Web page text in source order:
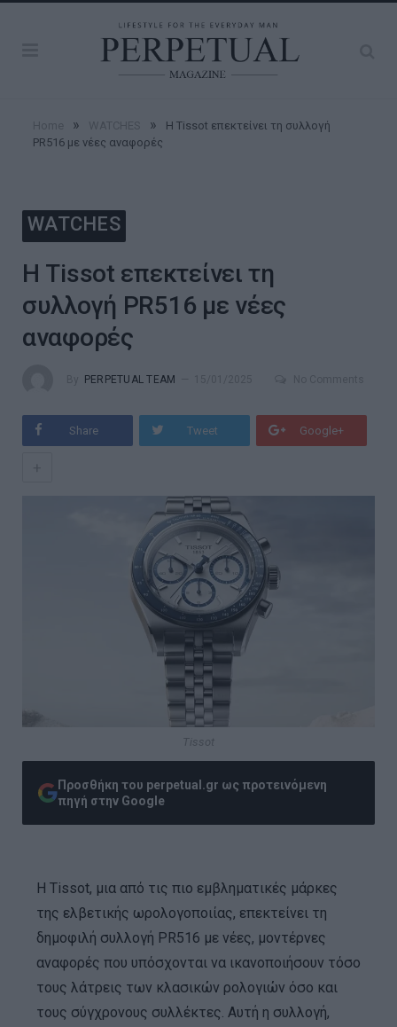
» »
Η Tissot επεκτείνει τη συλλογή
PR516 με νέες αναφορές
WATCHES
Η Tissot επεκτείνει τη
συλλογή PR516 με νέες
αναφορές
PERPETUAL TEAM
Share Tweet Google+
Tissot
Προσθήκη του perpetual.gr ως προτεινόμενη
πηγή στην Google
Η Tissot, μια από τις πιο εμβληματικές μάρκες
της ελβετικής ωρολογοποιίας, επεκτείνει τη
δημοφιλή συλλογή PR516 με νέες, μοντέρνες
αναφορές που υπόσχονται να ικανοποιήσουν τόσο
τους λάτρεις των κλασικών ρολογιών όσο και
τους σύγχρονους συλλέκτες. Αυτή η συλλογή,